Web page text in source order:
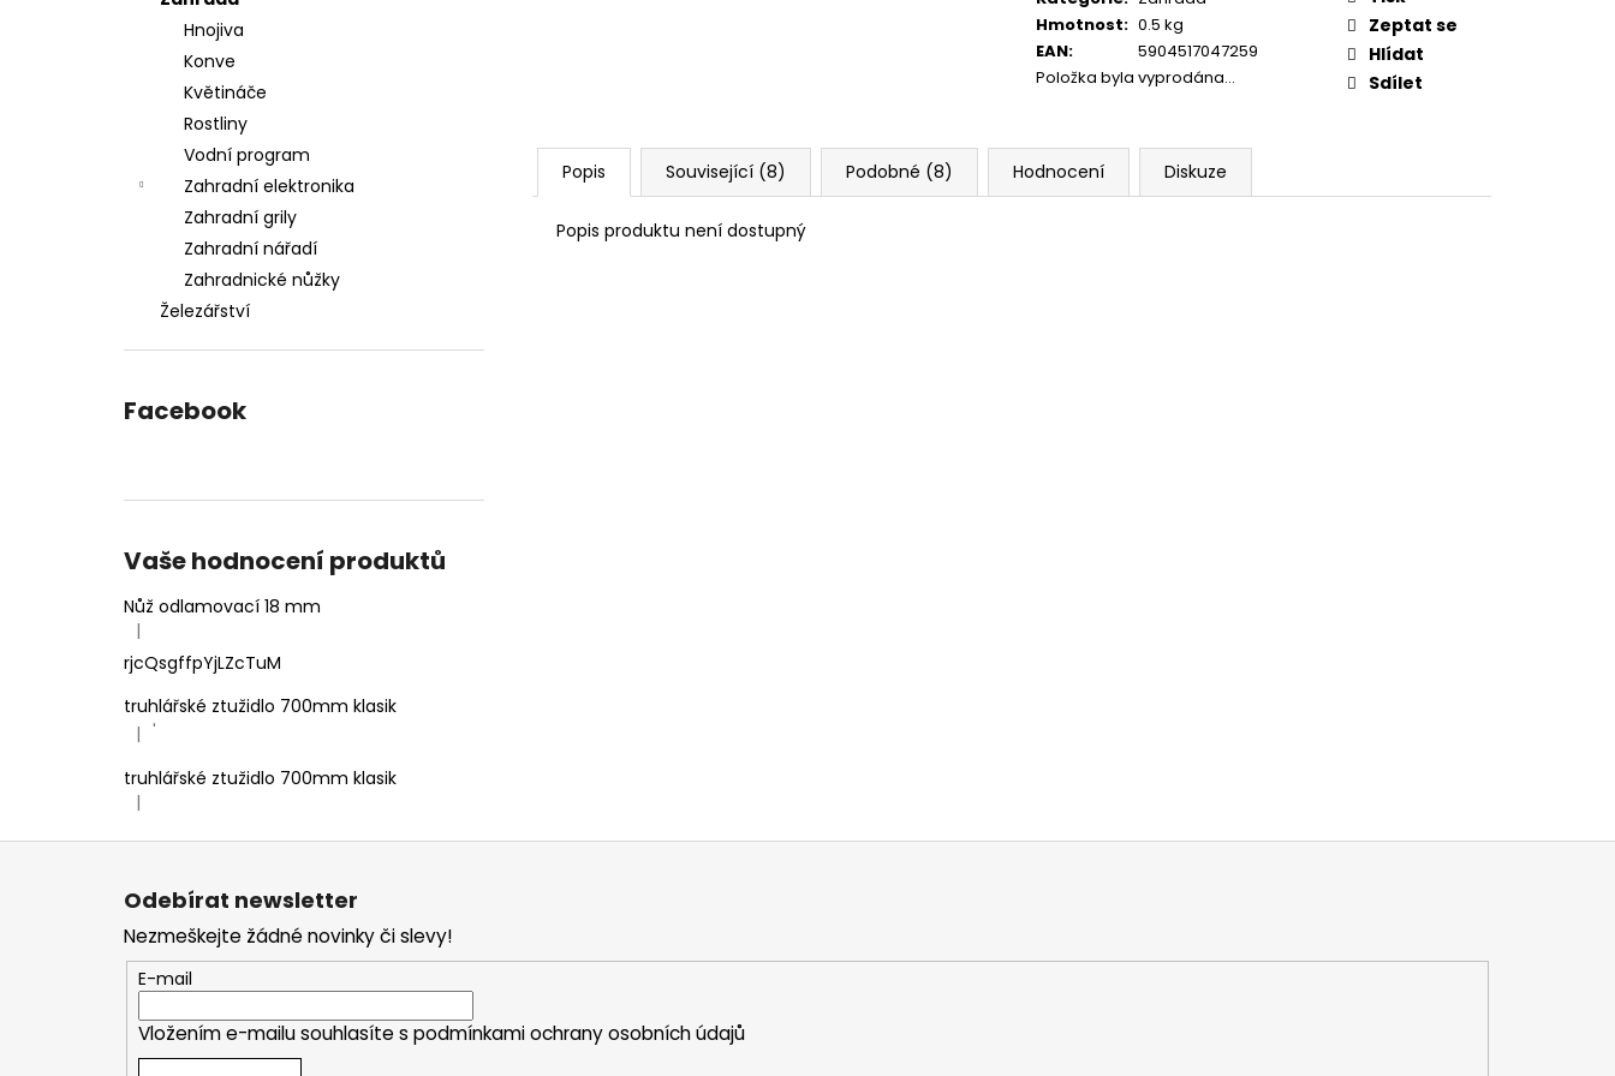
Hnojiva
Konve
Květináče
Rostliny
Vodní program
Zahradní elektronika
Zahradní grily
Zahradní nářadí
Zahradnické nůžky
Železářství
Facebook
Vaše hodnocení produktů
Nůž odlamovací 18 mm
Hodnocení produktu je 4 z 5 hvězdiček.
|
rjcQsgffpYjLZcTuM
truhlářské ztužidlo 700mm klasik
Hodnocení produktu je 5 z 5 hvězdiček.
| '
truhlářské ztužidlo 700mm klasik
Hodnocení produktu je 5 z 5 hvězdiček.
|
Hmotnost: 0.5 kg
EAN:
5904517047259
Položka byla vyprodána…
Zeptat se
Hlídat
Sdílet
Popis Související (8) Podobné (8) Hodnocení Diskuze
Popis produktu není dostupný
Z
Odebírat newsletter
Nezmeškejte žádné novinky či slevy!
E-mail
Vložením e-mailu souhlasíte s podmínkami ochrany osobních údajů